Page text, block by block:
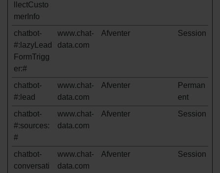
llectCusto
merInfo
chatbot-
#:lazyLead
FormTrigg
er:#
www.chat-
data.com
Afventer Session
chatbot-
#:lead
www.chat-
data.com
Afventer
Perman
ent
chatbot-
#:sources:
#
www.chat-
data.com
Afventer Session
chatbot-
conversati
www.chat-
data.com
Afventer Session